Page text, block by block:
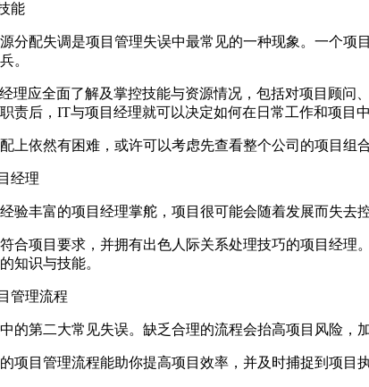
能
配失调是项目管理失误中最常见的一种现象。一个项
。
应全面了解及掌控技能与资源情况，包括对项目顾问
责后，IT与项目经理就可以决定如何在日常工作和项目
依然有困难，或许可以考虑先查看整个公司的项目组
经理
丰富的项目经理掌舵，项目很可能会随着发展而失去控
项目要求，并拥有出色人际关系处理技巧的项目经理
知识与技能。
管理流程
第二大常见失误。缺乏合理的流程会抬高项目风险，
目管理流程能助你提高项目效率，并及时捕捉到项目执